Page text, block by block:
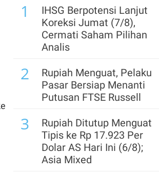
1
IHSG Berpotensi Lanjut
Koreksi Jumat (7/8),
Cermati Saham Pilihan
Analis
2
Rupiah Menguat, Pelaku
Pasar Bersiap Menanti
Putusan FTSE Russell
3
Rupiah Ditutup Menguat
Tipis ke Rp 17.923 Per
Dolar AS Hari Ini (6/8);
Asia Mixed